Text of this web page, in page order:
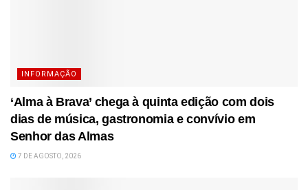
INFORMAÇÃO
‘Alma à Brava’ chega à quinta edição com dois
dias de música, gastronomia e convívio em
Senhor das Almas
7 DE AGOSTO, 2026